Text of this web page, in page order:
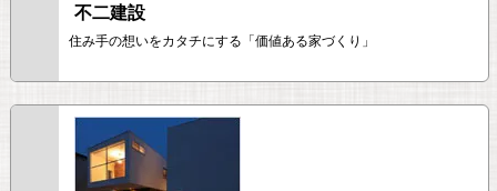
不二建設
住み手の想いをカタチにする「価値ある家づくり」